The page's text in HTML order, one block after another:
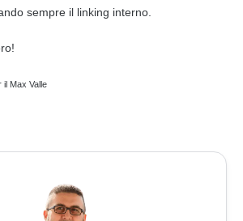
sempre il linking interno.
il Max Valle